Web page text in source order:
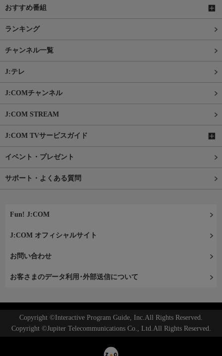
おすすめ番組
ランキング
チャンネル一覧
J:テレ
J:COMチャンネル
J:COM STREAM
J:COM TVサービスガイド
イベント・プレゼント
サポート・よくある質問
Fun! J:COM
J:COM オフィシャルサイト
お問い合わせ
お客さまのデータ利用･外部送信について
Copyright ©Interactive Program Guide, Inc.All Rights Reserved.
Copyright ©Jupiter Telecommunications Co., Ltd.All Rights Reserved.